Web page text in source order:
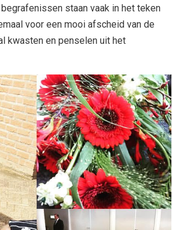
staan vaak in het teken
voor een mooi afscheid van de
kwasten en penselen uit het